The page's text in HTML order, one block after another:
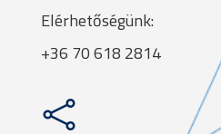
Elérhetőségünk:
+36 70 618 2814
